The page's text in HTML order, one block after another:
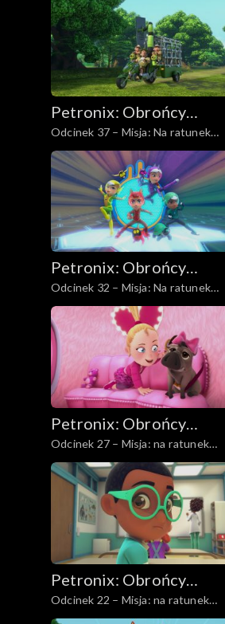
Petronix: Obrońcy
zwierząt
Odcinek 37 – Misja: Na ratunek
niebieskiemu pawiowi
Petronix: Obrońcy
zwierząt
Odcinek 32 – Misja: Na ratunek
galago
Petronix: Obrońcy
zwierząt
Odcinek 27 – Misja: na ratunek
guźcowi
Petronix: Obrońcy
zwierząt
Odcinek 22 – Misja: na ratunek
wilczkowi